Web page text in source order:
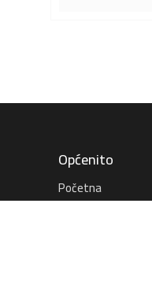
Općenito
Početna
Tesla